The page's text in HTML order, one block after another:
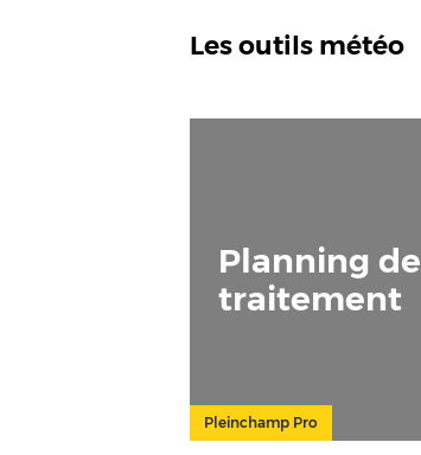
Les outils météo
Planning de
traitement
Pleinchamp Pro